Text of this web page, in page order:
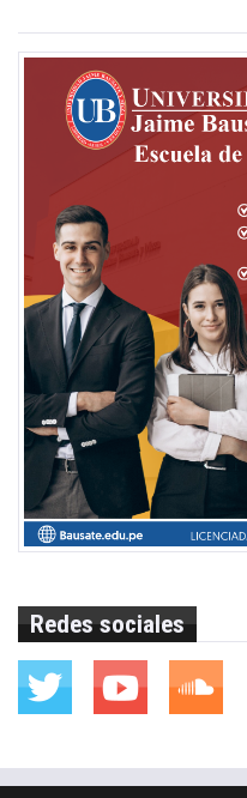
Redes sociales